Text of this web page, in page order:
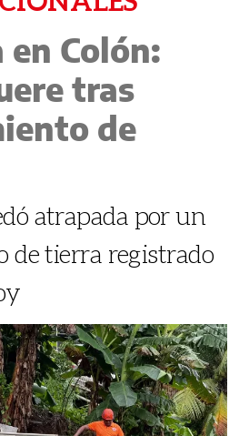
Colón:
tras
de
atrapada por un
de tierra registrado